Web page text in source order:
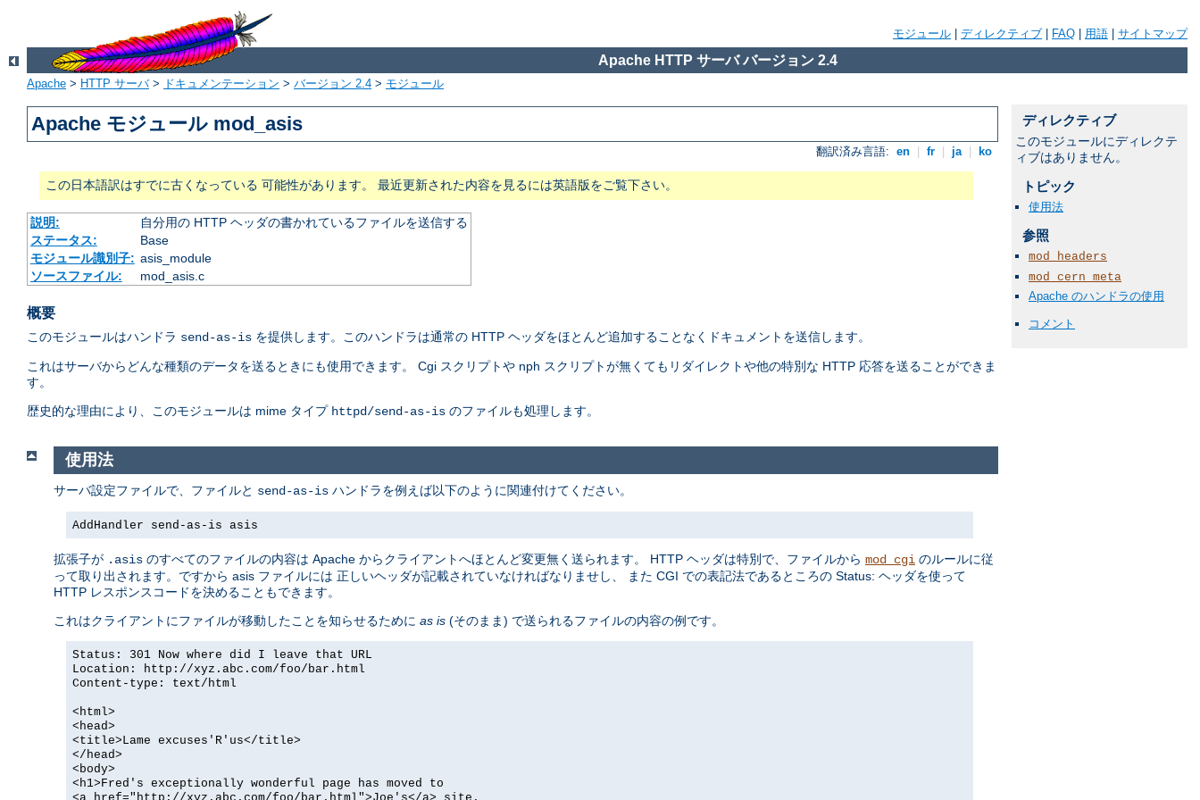
モジュール ディレクティブ FAQ 用語 サイトマップ
Apache HTTP サーバ バージョン 2.4
Apache > HTTP サーバ> ドキュメンテーション > バージョン 2.4 > モジュール
Apache モジュール mod_asis
翻訳済み言語: en fr ja ko
この日本語訳はすでに古くなっている 可能性があります。 最近更新された内容を見るには英語版をご覧下さい。
説明:
自分用の HTTP ヘッダの書かれているファイルを送信する
ステータス:
Base
モジュール識別子: asis_module
ソースファイル:
mod_asis.c
概要
このモジュールはハンドラ send-as-is を提供します。このハンドラは通常の HTTP ヘッダをほとんど追加することなくドキュメントを送信します。
これはサーバからどんな種類のデータを送るときにも使用できます。 Cgi スクリプトや nph スクリプトが無くてもリダイレクトや他の特別な HTTP 応答を送ることができま
す。
歴史的な理由により、このモジュールは mime タイプ httpd/send-as-is のファイルも処理します。
ディレクティブ
このモジュールにディレクテ
ィブはありません。
トピック
使用法
参照
mod_headers
mod_cern_meta
Apache のハンドラの使用
コメント
使用法
サーバ設定ファイルで、ファイルと send-as-is ハンドラを例えば以下のように関連付けてください。
AddHandler send-as-is asis
拡張子が .asis のすべてのファイルの内容は Apache からクライアントへほとんど変更無く送られます。 HTTP ヘッダは特別で、ファイルから mod_cgi のルールに従
って取り出されます。ですから asis ファイルには 正しいヘッダが記載されていなければなりませし、 また CGI での表記法であるところの Status: ヘッダを使って
HTTP レスポンスコードを決めることもできます。
これはクライアントにファイルが移動したことを知らせるために as is (そのまま) で送られるファイルの内容の例です。
Status: 301 Now where did I leave that URL
Location: http://xyz.abc.com/foo/bar.html
Content-type: text/html
<html>
<head>
<title>Lame excuses'R'us</title>
</head>
<body>
<h1>Fred's exceptionally wonderful page has moved to